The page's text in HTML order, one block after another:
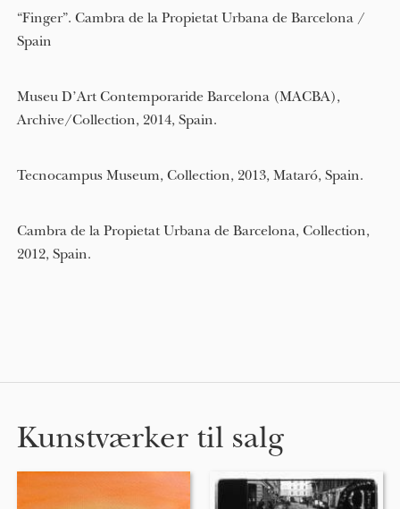
“Finger”. Cambra de la Propietat Urbana de Barcelona /
Spain
Museu D’Art Contemporaride Barcelona (MACBA),
Archive/Collection, 2014, Spain.
Tecnocampus Museum, Collection, 2013, Mataró, Spain.
Cambra de la Propietat Urbana de Barcelona, Collection,
2012, Spain.
Kunstværker til salg